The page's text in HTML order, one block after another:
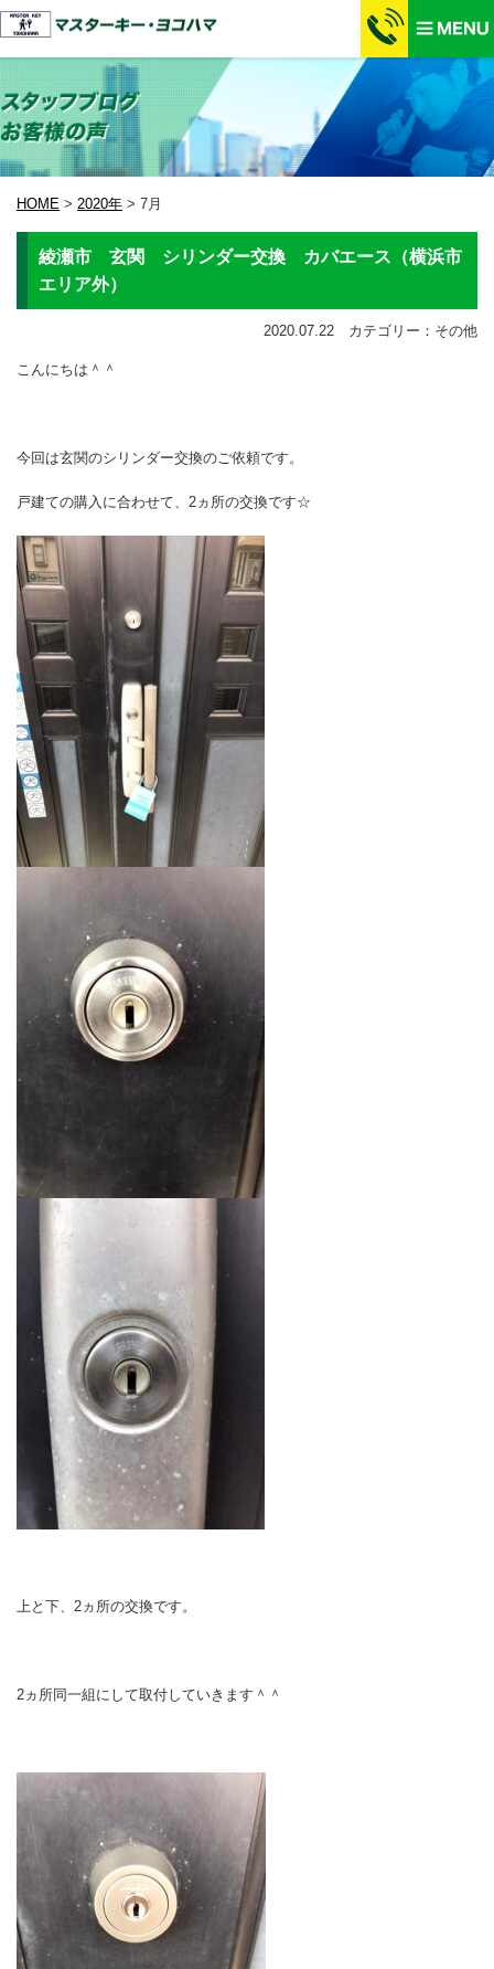
HOME > 2020年 > 7月
綾瀬市 玄関 シリンダー交換 カバエース（横浜市
エリア外）
2020.07.22 カテゴリー：その他
こんにちは＾＾
今回は玄関のシリンダー交換のご依頼です。
戸建ての購入に合わせて、2ヵ所の交換です☆
上と下、2ヵ所の交換です。
2ヵ所同一組にして取付していきます＾＾